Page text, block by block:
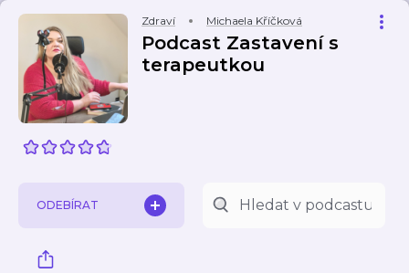
Zdraví Michaela Kříčková
Podcast Zastavení s
terapeutkou
ODEBÍRAT